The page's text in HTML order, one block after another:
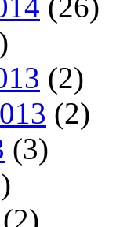
(2)
(2)
(3)
(2)